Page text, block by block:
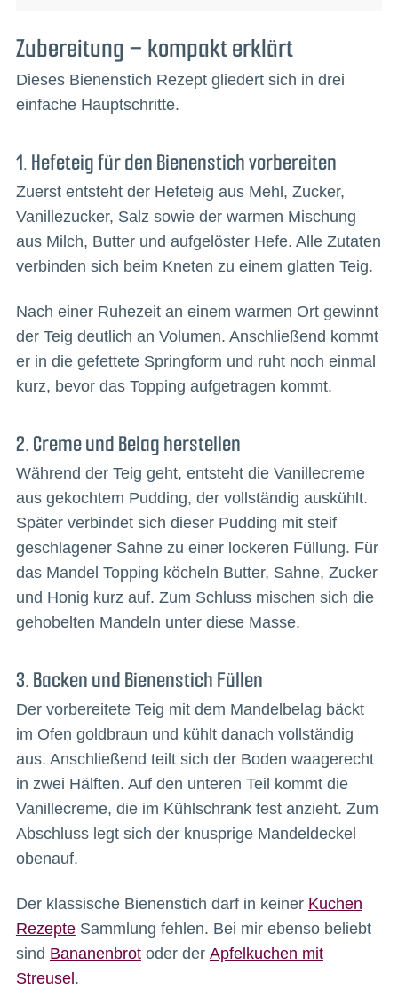
Zubereitung – kompakt erklärt
Dieses Bienenstich Rezept gliedert sich in drei
einfache Hauptschritte.
1. Hefeteig für den Bienenstich vorbereiten
Zuerst entsteht der Hefeteig aus Mehl, Zucker,
Vanillezucker, Salz sowie der warmen Mischung
aus Milch, Butter und aufgelöster Hefe. Alle Zutaten
verbinden sich beim Kneten zu einem glatten Teig.
Nach einer Ruhezeit an einem warmen Ort gewinnt
der Teig deutlich an Volumen. Anschließend kommt
er in die gefettete Springform und ruht noch einmal
kurz, bevor das Topping aufgetragen kommt.
2. Creme und Belag herstellen
Während der Teig geht, entsteht die Vanillecreme
aus gekochtem Pudding, der vollständig auskühlt.
Später verbindet sich dieser Pudding mit steif
geschlagener Sahne zu einer lockeren Füllung. Für
das Mandel Topping köcheln Butter, Sahne, Zucker
und Honig kurz auf. Zum Schluss mischen sich die
gehobelten Mandeln unter diese Masse.
3. Backen und Bienenstich Füllen
Der vorbereitete Teig mit dem Mandelbelag bäckt
im Ofen goldbraun und kühlt danach vollständig
aus. Anschließend teilt sich der Boden waagerecht
in zwei Hälften. Auf den unteren Teil kommt die
Vanillecreme, die im Kühlschrank fest anzieht. Zum
Abschluss legt sich der knusprige Mandeldeckel
obenauf.
Der klassische Bienenstich darf in keiner Kuchen
RezepteSammlung fehlen. Bei mir ebenso beliebt
sind Bananenbrotoder der Apfelkuchen mit
Streusel.